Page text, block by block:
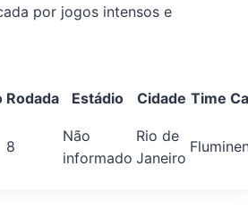
por jogos intensos e
Rodada Estádio Cidade Time
8
Não
informado
Rio de
Janeiro